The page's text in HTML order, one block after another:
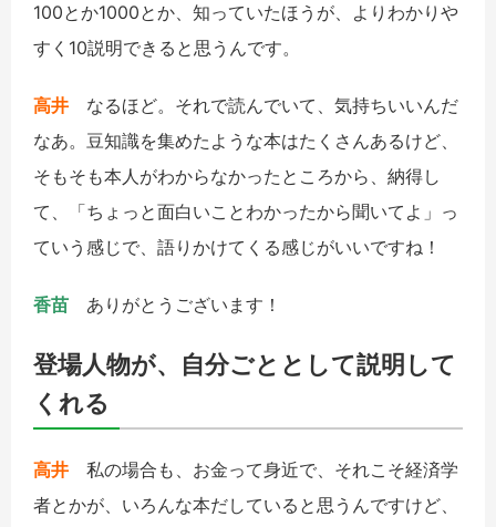
100とか1000とか、知っていたほうが、よりわかりや
すく10説明できると思うんです。
高井 なるほど。それで読んでいて、気持ちいいんだ
なあ。豆知識を集めたような本はたくさんあるけど、
そもそも本人がわからなかったところから、納得し
て、「ちょっと面白いことわかったから聞いてよ」っ
ていう感じで、語りかけてくる感じがいいですね！
香苗 ありがとうございます！
登場人物が、自分ごととして説明して
くれる
高井 私の場合も、お金って身近で、それこそ経済学
者とかが、いろんな本だしていると思うんですけど、